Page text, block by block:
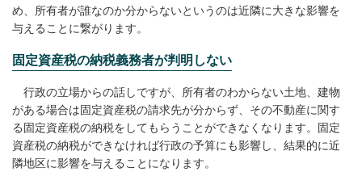
め、所有者が誰なのか分からないというのは近隣に大きな影響を
与えることに繋がります。
固定資産税の納税義務者が判明しない
行政の立場からの話しですが、所有者のわからない土地、建物
がある場合は固定資産税の請求先が分からず、その不動産に関す
る固定資産税の納税をしてもらうことができなくなります。固定
資産税の納税ができなければ行政の予算にも影響し、結果的に近
隣地区に影響を与えることになります。